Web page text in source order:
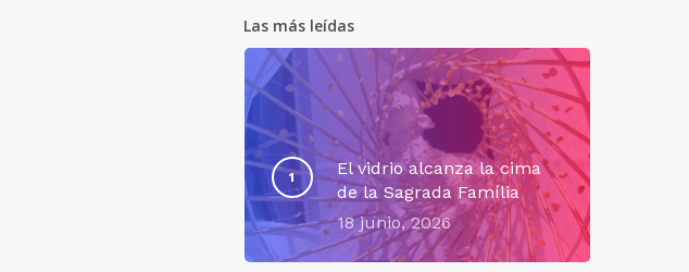
Las más leídas
El vidrio alcanza la cima
de la Sagrada Família
18 junio, 2026